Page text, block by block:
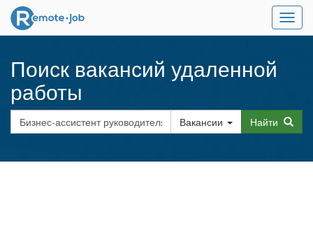
Меню
Поиск вакансий удаленной
работы
Вакансии Найти